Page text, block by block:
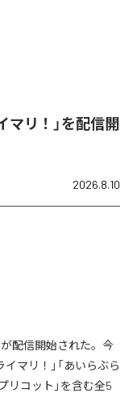
マリ！」を配信開
2026.8.10
配信開始された。今
マリ！」「あいらぶら
リコット」を含む全5